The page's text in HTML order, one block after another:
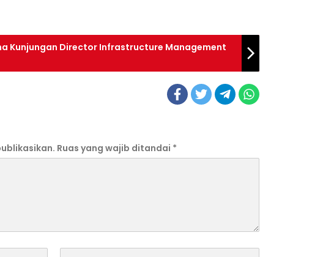
Kunjungan Director Infrastructure Management
Ruas yang wajib ditandai *